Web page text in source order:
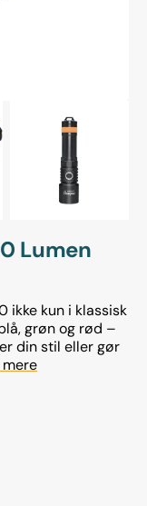
Lumen
ikke kun i klassisk
grøn og rød –
din stil eller gør